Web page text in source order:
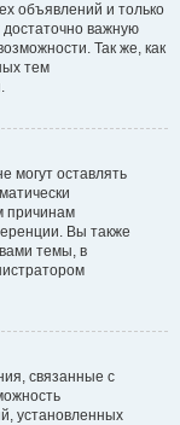
объявлений и только
важную
Так же, как
тем
могут оставлять
причинам
Вы также
темы, в
связанные с
установленных